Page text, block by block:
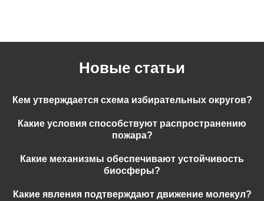
Новые статьи
Кем утверждается схема избирательных округов?
Какие условия способствуют распространению
пожара?
Какие механизмы обеспечивают устойчивость
биосферы?
Какие явления подтверждают движение молекул?